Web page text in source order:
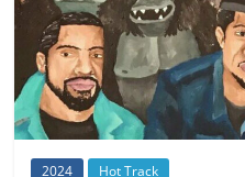
2024 Hot Track